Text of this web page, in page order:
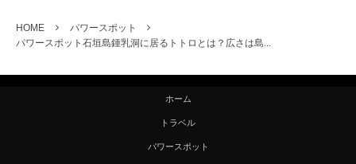
HOME
パワースポット
パワースポット石垣島鍾乳洞に居るトトロとは？広さは島...
ホーム
トラベル
パワースポット